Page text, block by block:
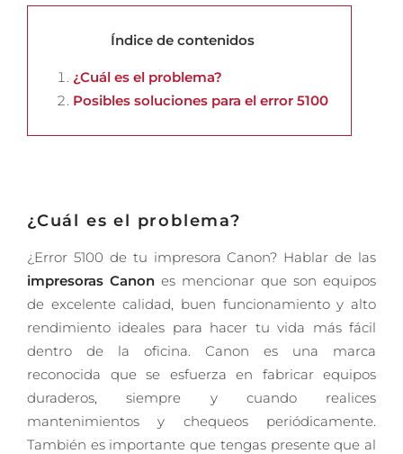
Índice de contenidos
¿Cuál es el problema?
Posibles soluciones para el error 5100
¿Cuál es el problema?
¿Error 5100 de tu impresora Canon? Hablar de las
impresoras Canon es mencionar que son equipos
de excelente calidad, buen funcionamiento y alto
rendimiento ideales para hacer tu vida más fácil
dentro de la oficina. Canon es una marca
reconocida que se esfuerza en fabricar equipos
duraderos, siempre y cuando realices
mantenimientos y chequeos periódicamente.
También es importante que tengas presente que al